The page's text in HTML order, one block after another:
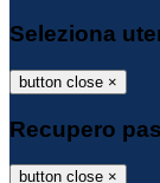
Seleziona
button close ×
Recupero
button close ×